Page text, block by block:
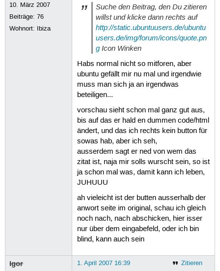
10. März 2007
Beiträge:76
Wohnort: Ibiza
Suche den Beitrag, den Du zitieren
willst und klicke dann rechts auf
http://static.ubuntuusers.de/ubuntu
users.de/img/forum/icons/quote.pn
gIcon Winken
Habs normal nicht so mitforen, aber
ubuntu gefällt mir nu mal und irgendwie
muss man sich ja an irgendwas
beteiligen...
vorschau sieht schon mal ganz gut aus,
bis auf das er hald en dummen code/html
ändert, und das ich rechts kein button für
sowas hab, aber ich seh,
ausserdem sagt er ned von wem das
zitat ist, naja mir solls wurscht sein, so ist
ja schon mal was, damit kann ich leben,
JUHUUU
ah vieleicht ist der butten ausserhalb der
anwort seite im original, schau ich gleich
noch nach, nach abschicken, hier isser
nur über dem eingabefeld, oder ich bin
blind, kann auch sein
Igor Zitieren
1. April 2007 16:39